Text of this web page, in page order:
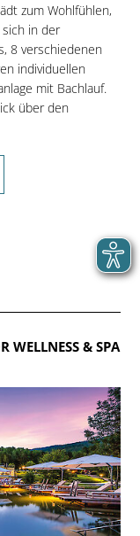
zum Wohlfühlen,
in der
8 verschiedenen
individuellen
mit Bachlauf.
über den
WELLNESS & SPA